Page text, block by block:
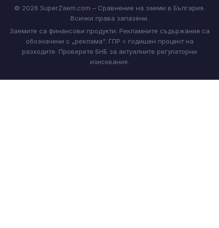
© 2026 SuperZaem.com – Сравнение на заеми в България.
Всички права запазени.
Заемите са финансови продукти. Рекламните съдържания са
обозначени с „реклама". ГПР = годишен процент на
разходите. Проверете БНБ за актуалните регулаторни
изисквания.